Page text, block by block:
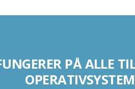
PÅ ALLE